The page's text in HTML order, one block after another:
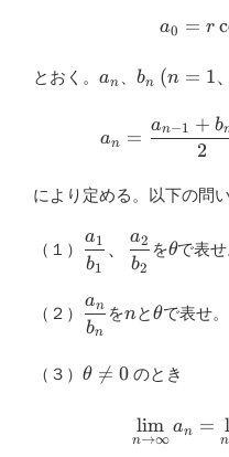
a0 = r c
とおく。 a_n
an b_n
bn (n=1、
3、
(n = 1、
an =
2
an−1 + b
により定める。以下の問
（１）
\dfrac{a_1}
{b_1}、
\dfrac{a_2}
{b_2}
b1
a1 、
b2
a2 を\theta
θで表せ
（２）
\dfrac{a_n}
{b_n}
bn
an をn
nと\theta
θで表せ。
（３） \theta
θ 
= 0のとき
n→∞
lim an =
n